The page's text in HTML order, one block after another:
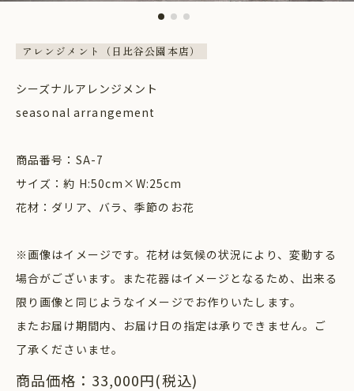
アレンジメント（日比谷公園本店）
シーズナルアレンジメント
seasonal arrangement
商品番号：SA-7
サイズ：約 H:50cm×W:25cm
花材：ダリア、バラ、季節のお花
※画像はイメージです。花材は気候の状況により、変動する
場合がございます。また花器はイメージとなるため、出来る
限り画像と同じようなイメージでお作りいたします。
またお届け期間内、お届け日の指定は承りできません。ご
了承くださいませ。
商品価格：33,000円(税込)